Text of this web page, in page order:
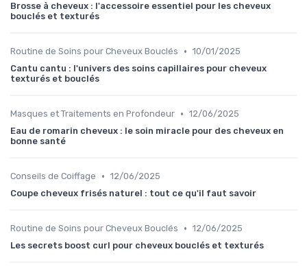
Brosse à cheveux : l'accessoire essentiel pour les cheveux
bouclés et texturés
Routine de Soins pour Cheveux Bouclés • 10/01/2025
Cantu cantu : l'univers des soins capillaires pour cheveux
texturés et bouclés
Masques et Traitements en Profondeur • 12/06/2025
Eau de romarin cheveux : le soin miracle pour des cheveux en
bonne santé
Conseils de Coiffage • 12/06/2025
Coupe cheveux frisés naturel : tout ce qu'il faut savoir
Routine de Soins pour Cheveux Bouclés • 12/06/2025
Les secrets boost curl pour cheveux bouclés et texturés